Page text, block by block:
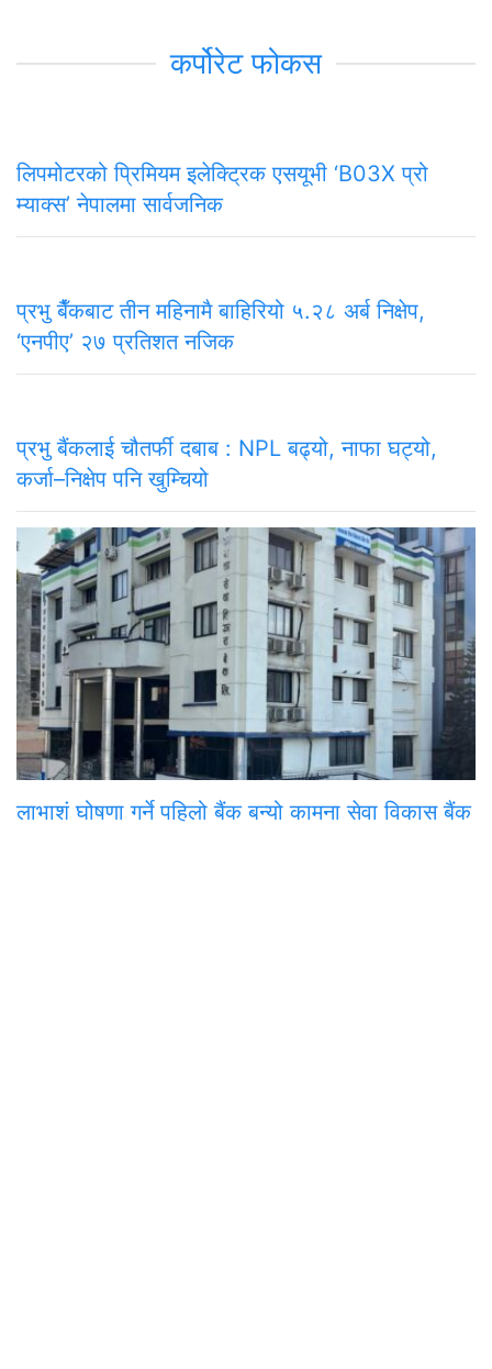
कर्पोरेट फोकस
लिपमोटरको प्रिमियम इलेक्ट्रिक एसयूभी ‘B03X प्रो
म्याक्स’ नेपालमा सार्वजनिक
प्रभु बैँकबाट तीन महिनामै बाहिरियो ५.२८ अर्ब निक्षेप,
‘एनपीए’ २७ प्रतिशत नजिक
प्रभु बैंकलाई चौतर्फी दबाब : NPL बढ्यो, नाफा घट्यो,
कर्जा–निक्षेप पनि खुम्चियो
लाभाशं घोषणा गर्ने पहिलो बैंक बन्यो कामना सेवा विकास बैंक